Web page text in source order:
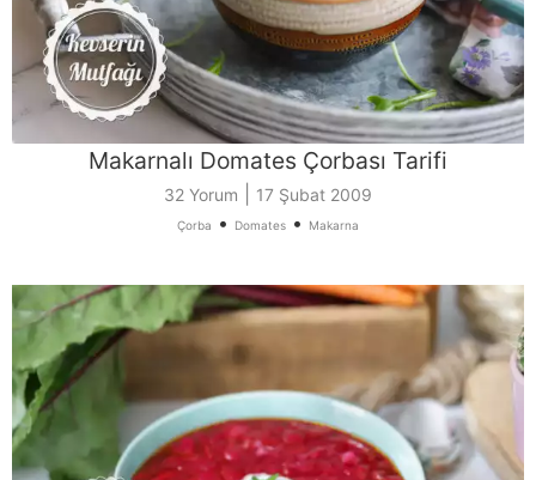
Makarnalı Domates Çorbası Tarifi
32 Yorum 17 Şubat 2009
Çorba • Domates • Makarna